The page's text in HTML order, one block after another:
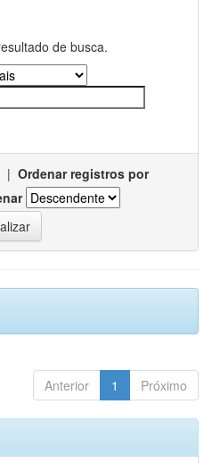
de busca.
| Ordenar registros por
Anterior 1 Próximo